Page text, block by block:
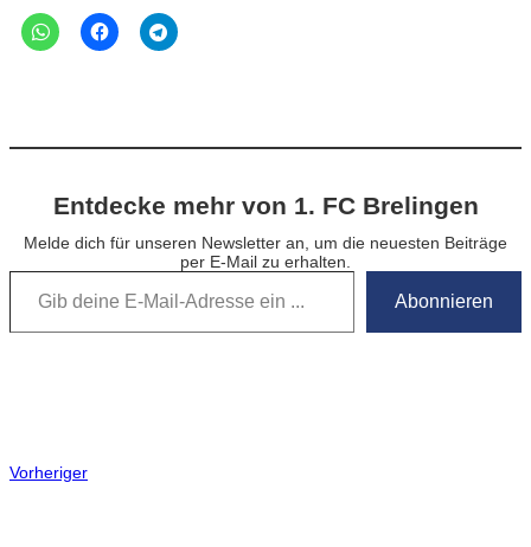
Entdecke mehr von 1. FC Brelingen
Melde dich für unseren Newsletter an, um die neuesten Beiträge
per E-Mail zu erhalten.
Gib deine E-Mail-Adresse ein …
Abonnieren
Vorheriger